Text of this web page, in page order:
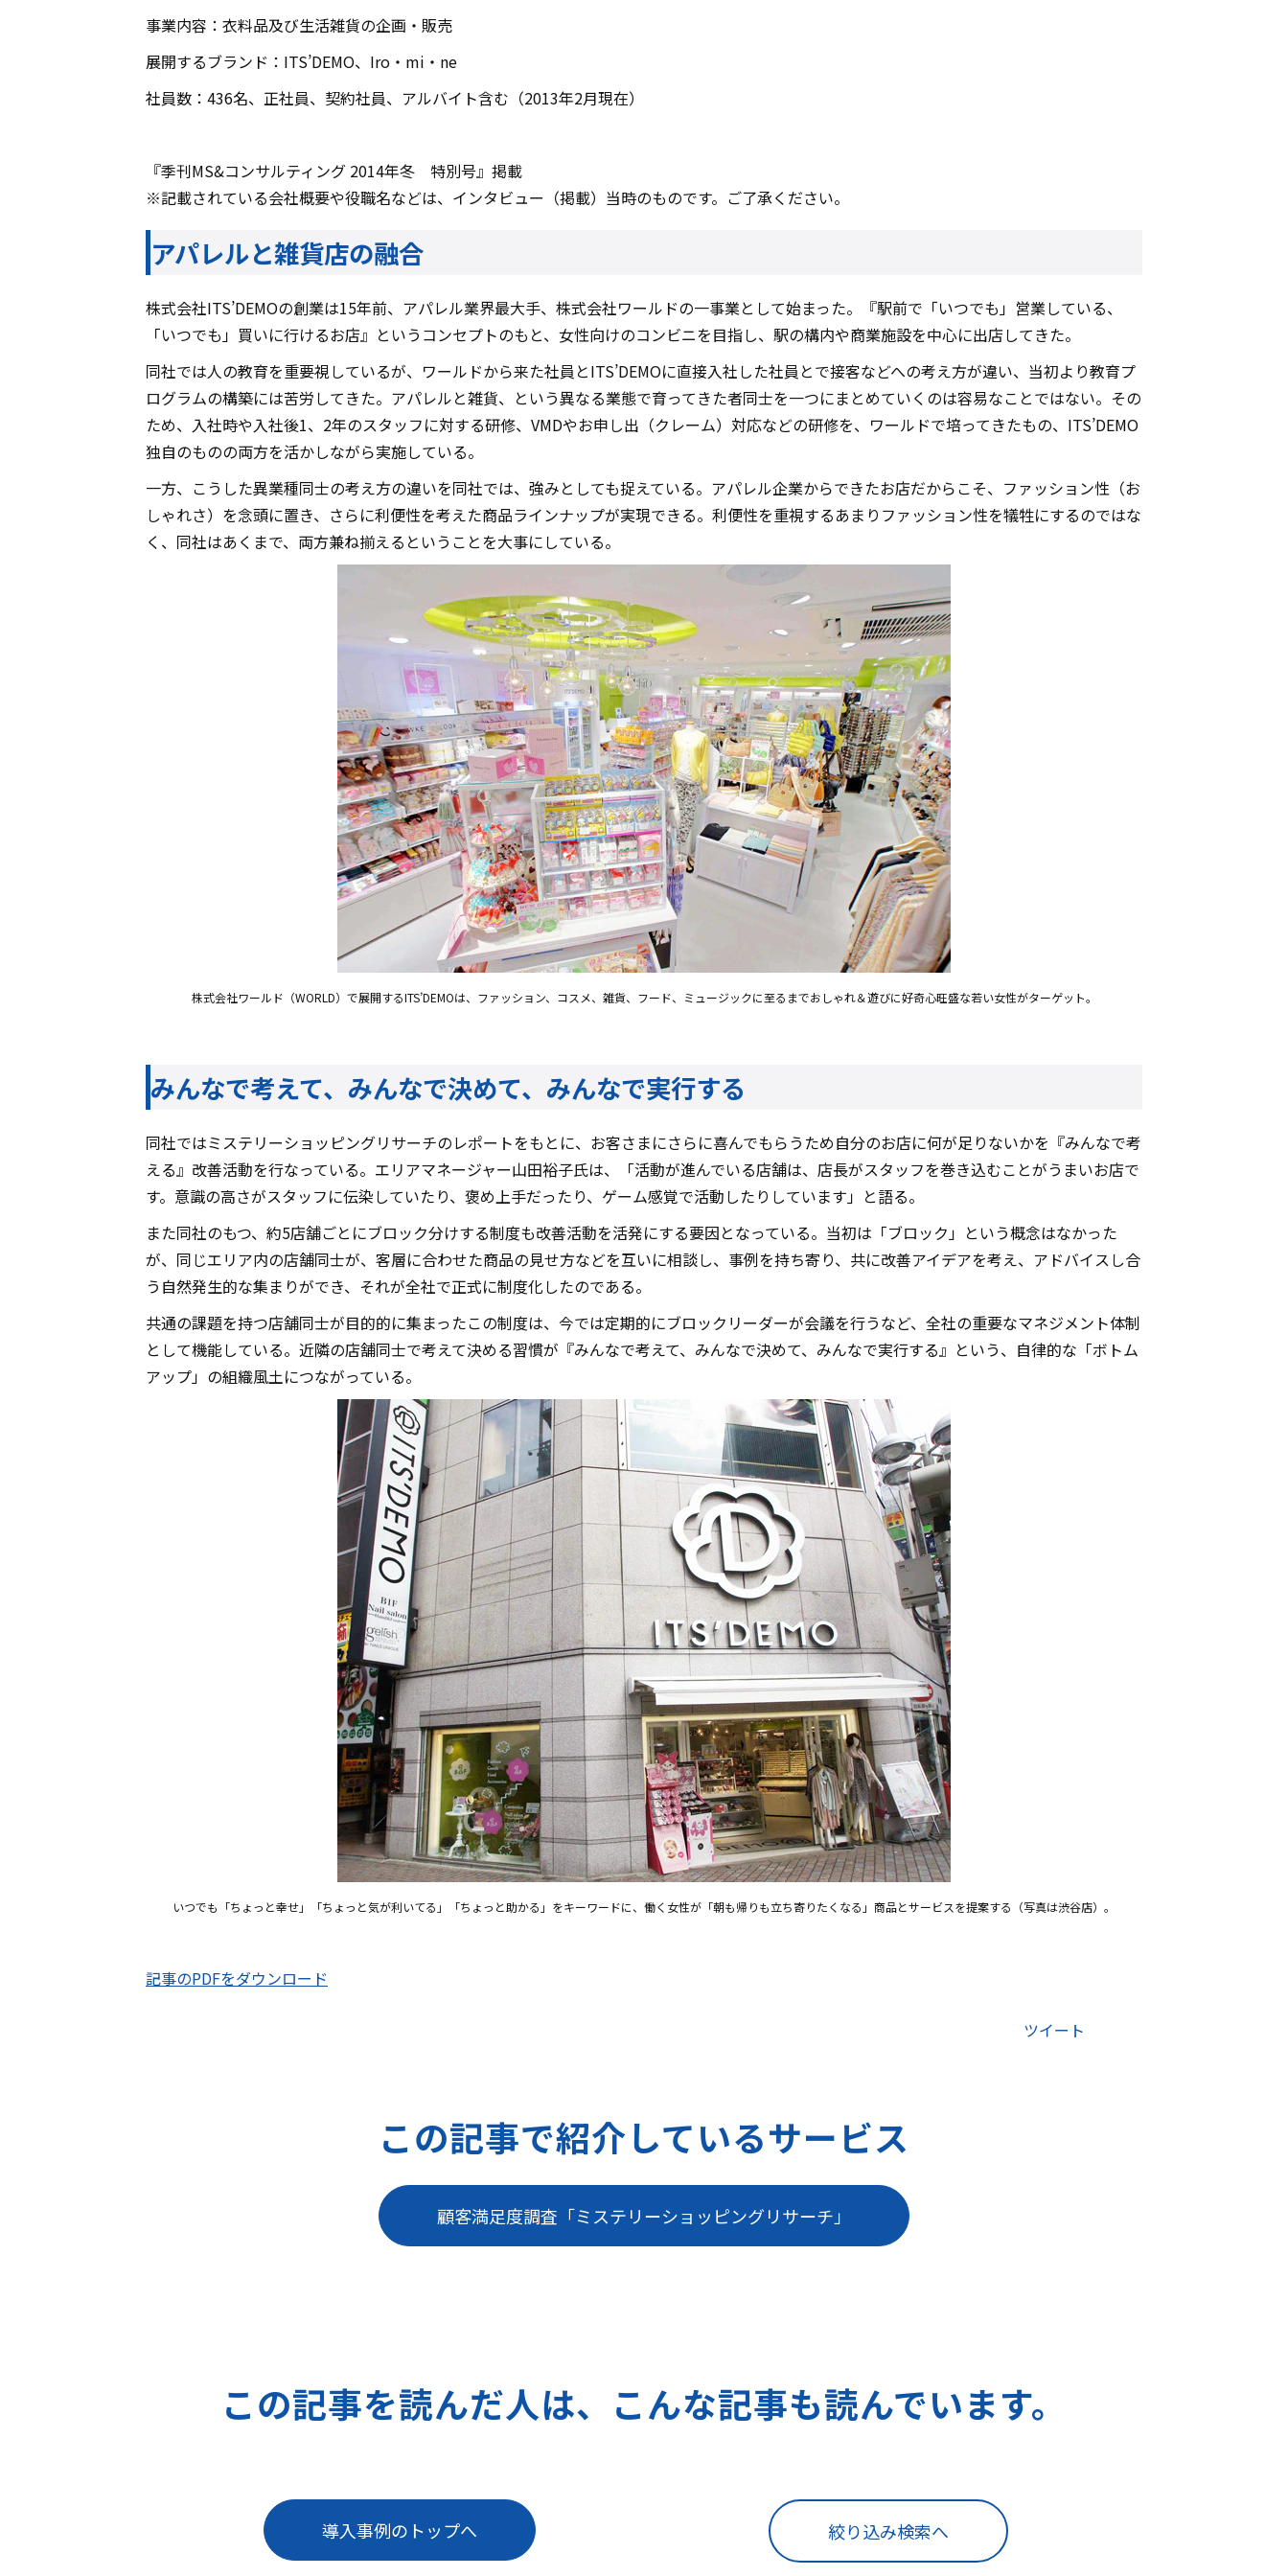
事業内容：衣料品及び生活雑貨の企画・販売
展開するブランド：ITS’DEMO、Iro・mi・ne
社員数：436名、正社員、契約社員、アルバイト含む（2013年2月現在）
『季刊MS&コンサルティング 2014年冬 特別号』掲載
※記載されている会社概要や役職名などは、インタビュー（掲載）当時のものです。ご了承ください。
アパレルと雑貨店の融合
株式会社ITS’DEMOの創業は15年前、アパレル業界最大手、株式会社ワールドの一事業として始まった。『駅前で「いつでも」営業している、
「いつでも」買いに行けるお店』というコンセプトのもと、女性向けのコンビニを目指し、駅の構内や商業施設を中心に出店してきた。
同社では人の教育を重要視しているが、ワールドから来た社員とITS’DEMOに直接入社した社員とで接客などへの考え方が違い、当初より教育プ
ログラムの構築には苦労してきた。アパレルと雑貨、という異なる業態で育ってきた者同士を一つにまとめていくのは容易なことではない。その
ため、入社時や入社後1、2年のスタッフに対する研修、VMDやお申し出（クレーム）対応などの研修を、ワールドで培ってきたもの、ITS’DEMO
独自のものの両方を活かしながら実施している。
一方、こうした異業種同士の考え方の違いを同社では、強みとしても捉えている。アパレル企業からできたお店だからこそ、ファッション性（お
しゃれさ）を念頭に置き、さらに利便性を考えた商品ラインナップが実現できる。利便性を重視するあまりファッション性を犠牲にするのではな
く、同社はあくまで、両方兼ね揃えるということを大事にしている。
株式会社ワールド（WORLD）で展開するITS’DEMOは、ファッション、コスメ、雑貨、フード、ミュージックに至るまでおしゃれ＆遊びに好奇心旺盛な若い女性がターゲット。
みんなで考えて、みんなで決めて、みんなで実行する
同社ではミステリーショッピングリサーチのレポートをもとに、お客さまにさらに喜んでもらうため自分のお店に何が足りないかを『みんなで考
える』改善活動を行なっている。エリアマネージャー山田裕子氏は、「活動が進んでいる店舗は、店長がスタッフを巻き込むことがうまいお店で
す。意識の高さがスタッフに伝染していたり、褒め上手だったり、ゲーム感覚で活動したりしています」と語る。
また同社のもつ、約5店舗ごとにブロック分けする制度も改善活動を活発にする要因となっている。当初は「ブロック」という概念はなかった
が、同じエリア内の店舗同士が、客層に合わせた商品の見せ方などを互いに相談し、事例を持ち寄り、共に改善アイデアを考え、アドバイスし合
う自然発生的な集まりができ、それが全社で正式に制度化したのである。
共通の課題を持つ店舗同士が目的的に集まったこの制度は、今では定期的にブロックリーダーが会議を行うなど、全社の重要なマネジメント体制
として機能している。近隣の店舗同士で考えて決める習慣が『みんなで考えて、みんなで決めて、みんなで実行する』という、自律的な「ボトム
アップ」の組織風土につながっている。
いつでも「ちょっと幸せ」「ちょっと気が利いてる」「ちょっと助かる」をキーワードに、働く女性が「朝も帰りも立ち寄りたくなる」商品とサービスを提案する（写真は渋谷店）。
記事のPDFをダウンロード
ツイート
この記事で紹介しているサービス
顧客満足度調査「ミステリーショッピングリサーチ」
この記事を読んだ人は、こんな記事も読んでいます。
導入事例のトップへ 絞り込み検索へ